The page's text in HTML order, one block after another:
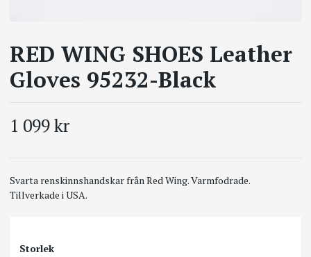
RED WING SHOES Leather
Gloves 95232-Black
1 099 kr
Svarta renskinnshandskar från Red Wing. Varmfodrade.
Tillverkade i USA.
Storlek